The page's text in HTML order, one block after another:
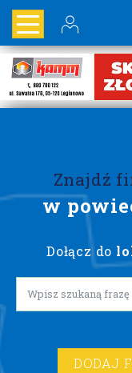
Znajdź
w
Dołącz do
Lorem ipsum
DODAJ